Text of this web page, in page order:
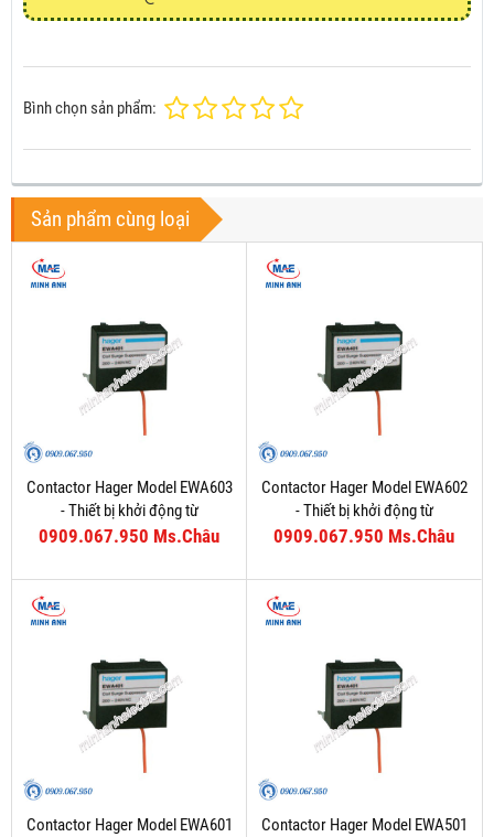
Bình chọn sản phẩm:
Sản phẩm cùng loại
Contactor Hager Model EWA603
- Thiết bị khởi động từ
0909.067.950 Ms.Châu
Contactor Hager Model EWA602
- Thiết bị khởi động từ
0909.067.950 Ms.Châu
Contactor Hager Model EWA601
Contactor Hager Model EWA501